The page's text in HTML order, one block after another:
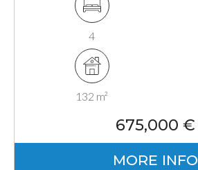
4
132 m²
675,000 €
MORE INFO